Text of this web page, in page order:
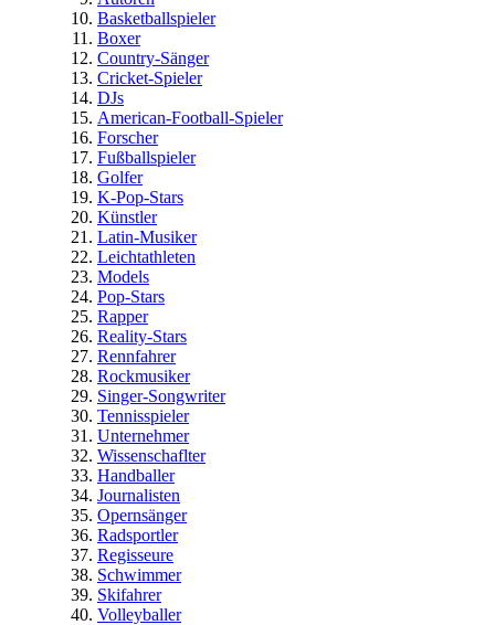
Basketballspieler
Boxer
Country-Sänger
Cricket-Spieler
DJs
American-Football-Spieler
Forscher
Fußballspieler
Golfer
K-Pop-Stars
Künstler
Latin-Musiker
Leichtathleten
Models
Pop-Stars
Rapper
Reality-Stars
Rennfahrer
Rockmusiker
Singer-Songwriter
Tennisspieler
Unternehmer
Wissenschaflter
Handballer
Journalisten
Opernsänger
Radsportler
Regisseure
Schwimmer
Skifahrer
Volleyballer